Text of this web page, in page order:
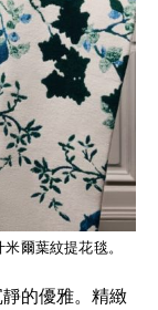
爾葉紋提花毯。
的優雅。精緻